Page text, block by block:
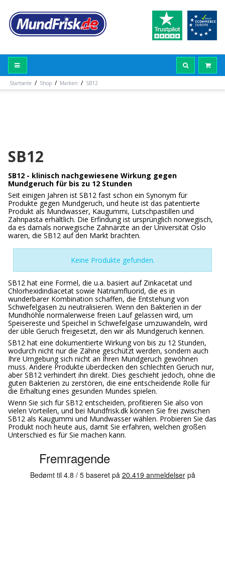
Startseite / Shop / Marken / SB12
SB12
SB12 - klinisch nachgewiesene Wirkung gegen
Mundgeruch für bis zu 12 Stunden
Seit einigen Jahren ist SB12 fast schon ein Synonym für
Produkte gegen Mundgeruch, und heute ist das patentierte
Produkt als Mundwasser, Kaugummi, Lutschpastillen und
Zahnpasta erhältlich. Die Erfindung ist ursprünglich norwegisch,
da es damals norwegische Zahnärzte an der Universität Oslo
waren, die SB12 auf den Markt brachten.
Keine Produkte gefunden.
SB12 hat eine Formel, die u.a. basiert auf Zinkacetat und
Chlorhexidindiacetat sowie Natriumfluorid, die es in
wunderbarer Kombination schaffen, die Entstehung von
Schwefelgasen zu neutralisieren. Wenn den Bakterien in der
Mundhöhle normalerweise freien Lauf gelassen wird, um
Speisereste und Speichel in Schwefelgase umzuwandeln, wird
der üble Geruch freigesetzt, den wir als Mundgeruch kennen.
SB12 hat eine dokumentierte Wirkung von bis zu 12 Stunden,
wodurch nicht nur die Zähne geschützt werden, sondern auch
Ihre Umgebung sich nicht an Ihren Mundgeruch gewöhnen
muss. Andere Produkte überdecken den schlechten Geruch nur,
aber SB12 verhindert ihn direkt. Dies geschieht jedoch, ohne die
guten Bakterien zu zerstören, die eine entscheidende Rolle für
die Erhaltung eines gesunden Mundes spielen.
Wenn Sie sich für SB12 entscheiden, profitieren Sie also von
vielen Vorteilen, und bei Mundfrisk.dk können Sie frei zwischen
SB12 als Kaugummi und Mundwasser wählen. Probieren Sie das
Produkt noch heute aus, damit Sie erfahren, welchen großen
Unterschied es für Sie machen kann.